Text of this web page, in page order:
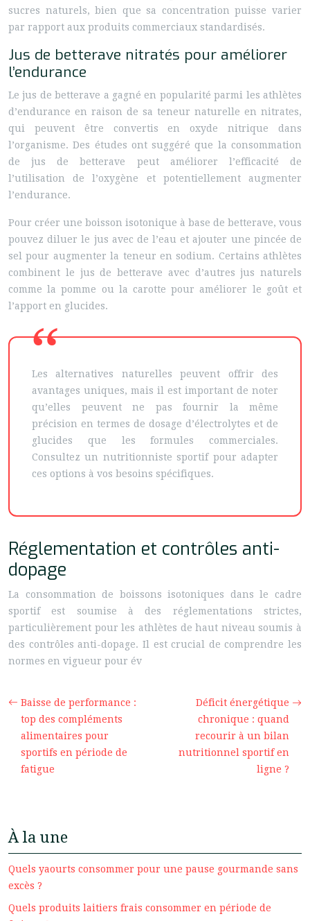
sucres naturels, bien que sa concentration puisse varier
par rapport aux produits commerciaux standardisés.
Jus de betterave nitratés pour améliorer
l’endurance
Le jus de betterave a gagné en popularité parmi les athlètes
d’endurance en raison de sa teneur naturelle en nitrates,
qui peuvent être convertis en oxyde nitrique dans
l’organisme. Des études ont suggéré que la consommation
de jus de betterave peut améliorer l’efficacité de
l’utilisation de l’oxygène et potentiellement augmenter
l’endurance.
Pour créer une boisson isotonique à base de betterave, vous
pouvez diluer le jus avec de l’eau et ajouter une pincée de
sel pour augmenter la teneur en sodium. Certains athlètes
combinent le jus de betterave avec d’autres jus naturels
comme la pomme ou la carotte pour améliorer le goût et
l’apport en glucides.
Les alternatives naturelles peuvent offrir des
avantages uniques, mais il est important de noter
qu’elles peuvent ne pas fournir la même
précision en termes de dosage d’électrolytes et de
glucides que les formules commerciales.
Consultez un nutritionniste sportif pour adapter
ces options à vos besoins spécifiques.
Réglementation et contrôles anti-
dopage
La consommation de boissons isotoniques dans le cadre
sportif est soumise à des réglementations strictes,
particulièrement pour les athlètes de haut niveau soumis à
des contrôles anti-dopage. Il est crucial de comprendre les
normes en vigueur pour év
Baisse de performance :
top des compléments
alimentaires pour
sportifs en période de
fatigue
Déficit énergétique
chronique : quand
recourir à un bilan
nutritionnel sportif en
ligne ?
À la une
Quels yaourts consommer pour une pause gourmande sans
excès ?
Quels produits laitiers frais consommer en période de